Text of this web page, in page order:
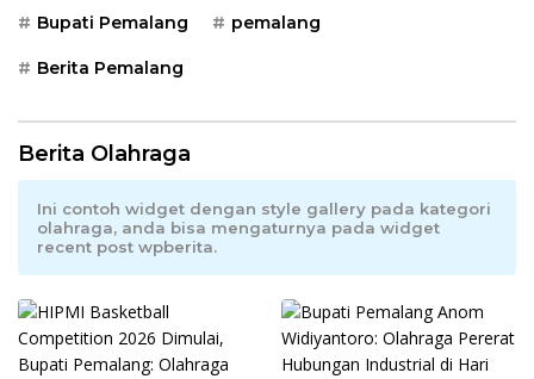
Bupati Pemalang pemalang
Berita Pemalang
Berita Olahraga
Ini contoh widget dengan style gallery pada kategori
olahraga, anda bisa mengaturnya pada widget
recent post wpberita.